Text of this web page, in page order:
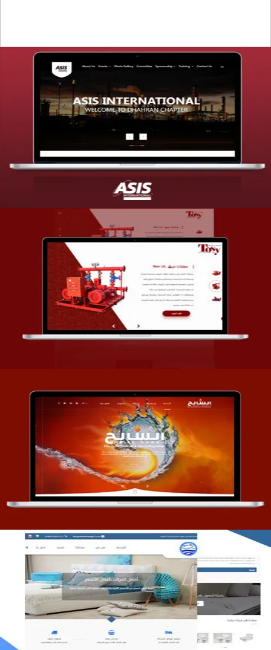
تصميم موقع شركة asis
التفاصيل
تصميم شركة قمة الأنظمة TOSY
التفاصيل
تصميم موقع السابح للصناعات المعدنية
التفاصيل
مصنع المراتب الخليجية